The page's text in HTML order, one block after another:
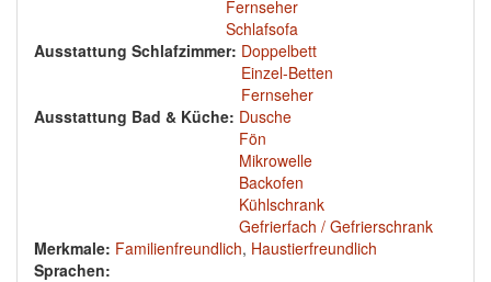
Fernseher
Schlafsofa
Ausstattung Schlafzimmer: Doppelbett
Einzel-Betten
Fernseher
Ausstattung Bad & Küche: Dusche
Fön
Mikrowelle
Backofen
Kühlschrank
Gefrierfach / Gefrierschrank
Merkmale: Familienfreundlich, Haustierfreundlich
Sprachen: